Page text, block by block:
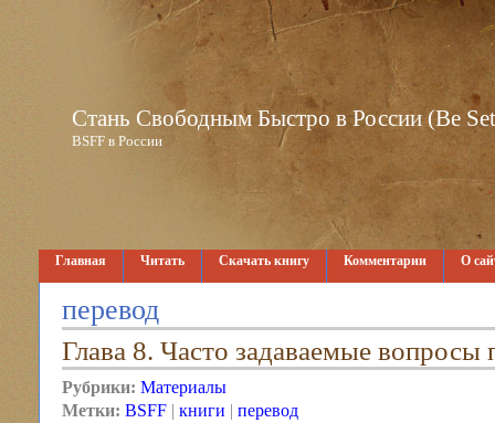
Стань Свободным Быстро в России (Be
BSFF в России
Главная Читать Скачать книгу Комментарии О
перевод
Глава 8. Часто задаваемые вопросы
Рубрики: Материалы
Метки: BSFF | книги | перевод